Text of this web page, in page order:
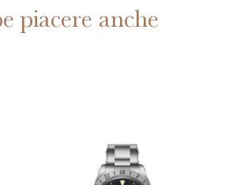
piacere anche